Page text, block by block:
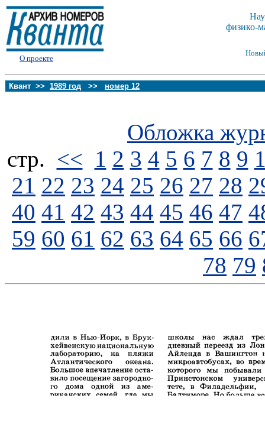
О проекте
физико-
Квант >> 1989 год >> номер 12
Обложка
стp. << 1 2 3 4 5 6 7 8 9
21 22 23 24 25 26 27 28
40 41 42 43 44 45 46 47
59 60 61 62 63 64 65 66
78 79